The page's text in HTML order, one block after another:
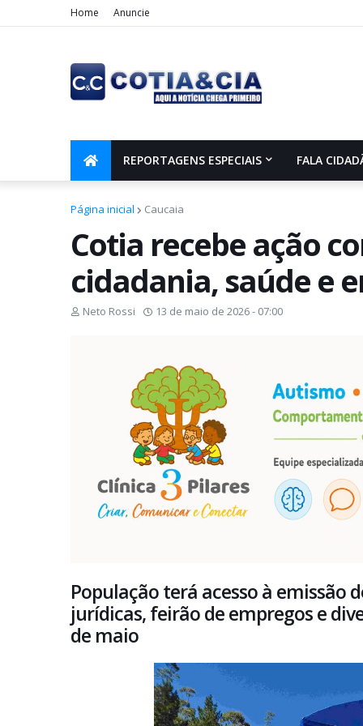
Home Anuncie
REPORTAGENS ESPECIAIS FALA
Página inicial Caucaia
Cotia recebe ação
cidadania, saúde e
Neto Rossi 13 de maio de 2026 - 07:00
População terá acesso à emissão
jurídicas, feirão de empregos e
de maio